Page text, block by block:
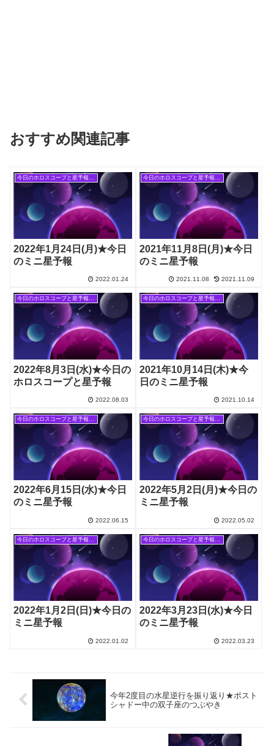
おすすめ関連記事
今日のホロスコープと星予報(旧記事)
2022年1月24日(月)★今日
のミニ星予報
2022.01.24
今日のホロスコープと星予報(旧記事)
2021年11月8日(月)★今日
のミニ星予報
2021.11.08 2021.11.09
今日のホロスコープと星予報(旧記事)
2022年8月3日(水)★今日の
ホロスコープと星予報
2022.08.03
今日のホロスコープと星予報(旧記事)
2021年10月14日(木)★今
日のミニ星予報
2021.10.14
今日のホロスコープと星予報(旧記事)
2022年6月15日(水)★今日
のミニ星予報
2022.06.15
今日のホロスコープと星予報(旧記事)
2022年5月2日(月)★今日の
ミニ星予報
2022.05.02
今日のホロスコープと星予報(旧記事)
2022年1月2日(日)★今日の
ミニ星予報
2022.01.02
今日のホロスコープと星予報(旧記事)
2022年3月23日(水)★今日
のミニ星予報
2022.03.23
今年2度目の水星逆行を振り返り★ポスト
シャドー中の双子座のつぶやき